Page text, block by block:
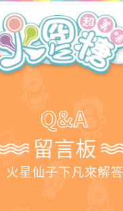
留言板
火星仙子下凡來解答